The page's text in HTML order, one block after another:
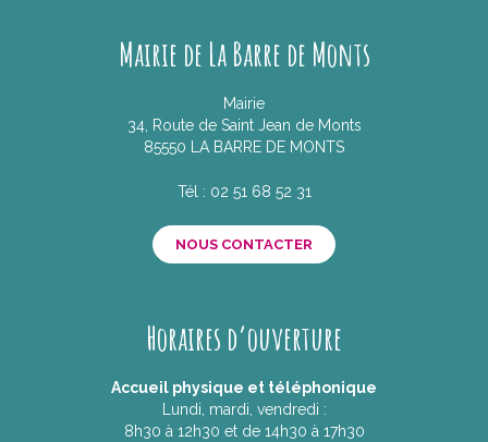
Mairie de La Barre de Monts
Mairie
34, Route de Saint Jean de Monts
85550 LA BARRE DE MONTS
Tél : 02 51 68 52 31
NOUS CONTACTER
Horaires d’ouverture
Accueil physique et téléphonique
Lundi, mardi, vendredi :
8h30 à 12h30 et de 14h30 à 17h30